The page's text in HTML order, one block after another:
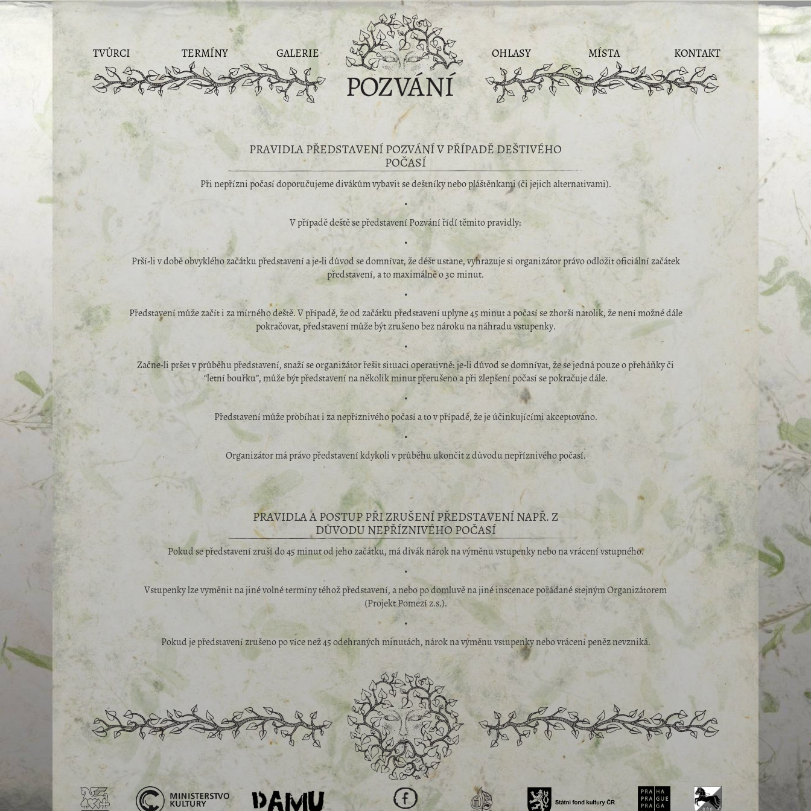
TVŮRCI TERMÍNY GALERIE OHLASY MÍSTA KONTAKT
PRAVIDLA PŘEDSTAVENÍ POZVÁNÍ V PŘÍPADĚ DEŠTIVÉHO
POČASÍ
Při nepřízni počasí doporučujeme divákům vybavit se deštníky nebo pláštěnkami (či jejich alternativami).
•
V případě deště se představení Pozvání řídí těmito pravidly:
•
Prší-li v době obvyklého začátku představení a je-li důvod se domnívat, že déšť ustane, vyhrazuje si organizátor právo odložit oficiální začátek
představení, a to maximálně o 30 minut.
•
Představení může začít i za mírného deště. V případě, že od začátku představení uplyne 45 minut a počasí se zhorší natolik, že není možné dále
pokračovat, představení může být zrušeno bez nároku na náhradu vstupenky.
•
Začne-li pršet v průběhu představení, snaží se organizátor řešit situaci operativně: je-li důvod se domnívat, že se jedná pouze o přeháňky či
“letní bouřku”, může být představení na několik minut přerušeno a při zlepšení počasí se pokračuje dále.
•
Představení může probíhat i za nepříznivého počasí a to v případě, že je účinkujícími akceptováno.
•
Organizátor má právo představení kdykoli v průběhu ukončit z důvodu nepříznivého počasí.
PRAVIDLA A POSTUP PŘI ZRUŠENÍ PŘEDSTAVENÍ NAPŘ. Z
DŮVODU NEPŘÍZNIVÉHO POČASÍ
Pokud se představení zruší do 45 minut od jeho začátku, má divák nárok na výměnu vstupenky nebo na vrácení vstupného.
•
Vstupenky lze vyměnit na jiné volné termíny téhož představení, a nebo po domluvě na jiné inscenace pořádané stejným Organizátorem
(Projekt Pomezí z.s.).
•
Pokud je představení zrušeno po více než 45 odehraných minutách, nárok na výměnu vstupenky nebo vrácení peněz nevzniká.